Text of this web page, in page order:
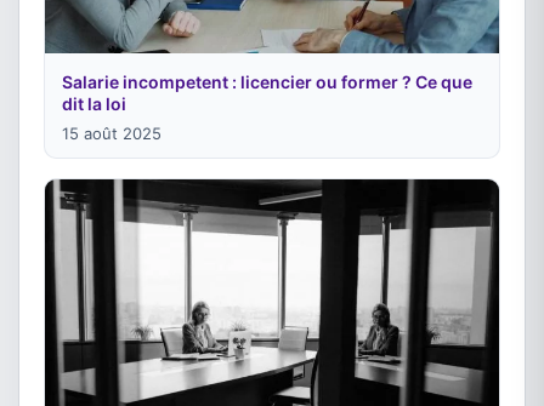
Salarie incompetent : licencier ou former ? Ce que
dit la loi
15 août 2025